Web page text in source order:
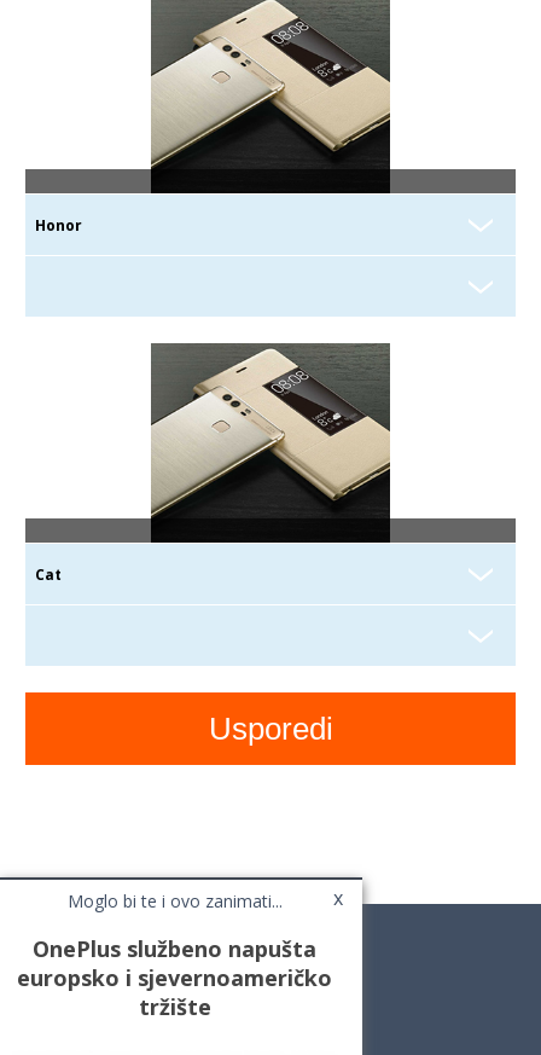
Moglo bi te i ovo zanimati... x
OnePlus službeno napušta
europsko i sjevernoameričko
tržište